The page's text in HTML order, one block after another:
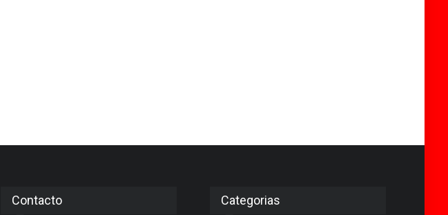
Contacto Categorias